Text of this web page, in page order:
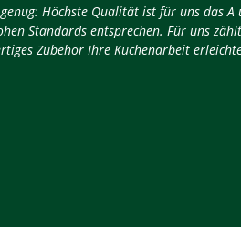
Höchste Qualität ist für uns das
Standards entsprechen. Für uns
Zubehör Ihre Küchenarbeit